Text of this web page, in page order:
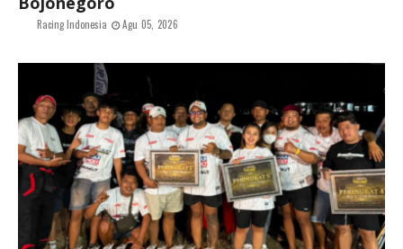
Racing Indonesia Agu 05, 2026